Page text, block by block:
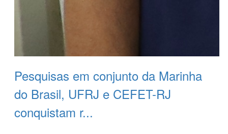
Pesquisas em conjunto da Marinha
do Brasil, UFRJ e CEFET-RJ
conquistam r...